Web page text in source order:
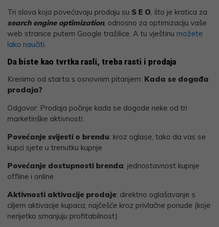
Link
Tri slova koja povećavaju prodaju su S E O, što je kratica za
search engine optimization, odnosno za optimizaciju vaše
web stranice putem Google tražilice. A tu vještinu možete
lako naučiti.
Da biste kao tvrtka rasli, treba rasti i prodaja
Krenimo od starta s osnovnim pitanjem: Kada se događa
prodaja?
Odgovor: Prodaja počinje kada se dogode neke od tri
marketinške aktivnosti:
Povećanje svijesti o brendu: kroz oglase, tako da vas se
kupci sjete u trenutku kupnje
Povećanje dostupnosti brenda: jednostavnost kupnje
offline i online
Aktivnosti aktivacije prodaje: direktno oglašavanje s
ciljem aktivacije kupaca, najčešće kroz privlačne ponude (koje
nerijetko smanjuju profitabilnost)